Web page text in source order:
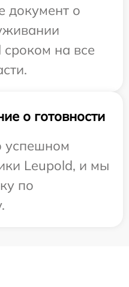
документ о
сроком на все
о готовности
Leupold, и мы
по